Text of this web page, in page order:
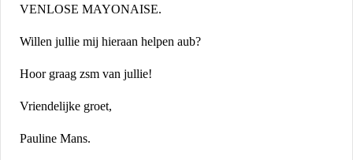
VENLOSE MAYONAISE.
Willen jullie mij hieraan helpen aub?
Hoor graag zsm van jullie!
Vriendelijke groet,
Pauline Mans.